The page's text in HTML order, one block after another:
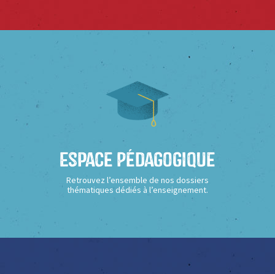
Espace Pédagogique
Retrouvez l’ensemble de nos dossiers
thématiques dédiés à l’enseignement.